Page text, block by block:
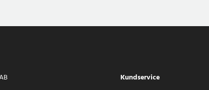
Kundservice